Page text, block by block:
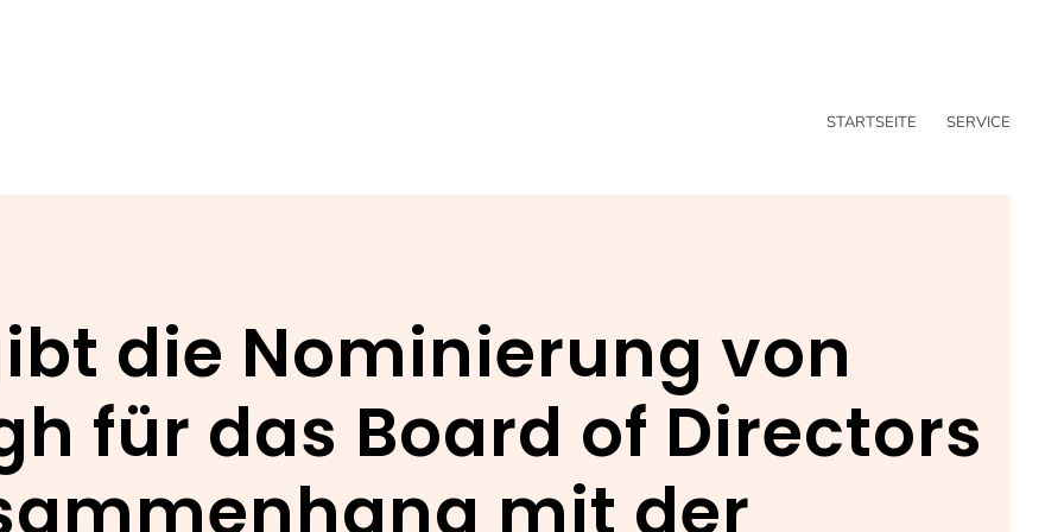
STARTSEITE SERVICE
die Nominierung von
für das Board of Directors
mit der